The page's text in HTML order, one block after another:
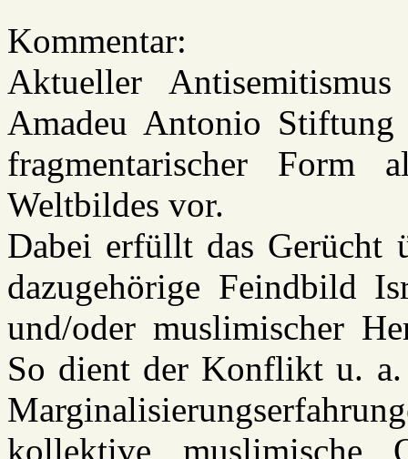
Kommentar:
Aktueller
Amadeu Antonio
fragmentarischer Form
Weltbildes vor.
Dabei erfüllt das Gerücht
dazugehörige Feindbild
und/oder muslimischer
So dient der Konflikt u.
kollektive muslimische